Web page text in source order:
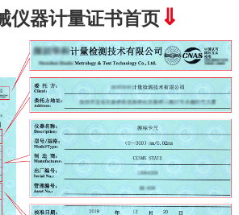
仪器计量证书首页⇓